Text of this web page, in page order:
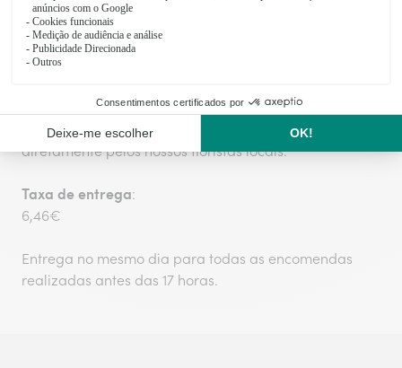
Preparado com amor, entregue com
carinho!
no dia da entrega para garantir a frescura das flores.
A entrega, no mesmo dia ou por marcação, é feita
diretamente pelos nossos floristas locais.
Taxa de entrega:
6,46€
Entrega no mesmo dia para todas as encomendas
realizadas antes das 17 horas.